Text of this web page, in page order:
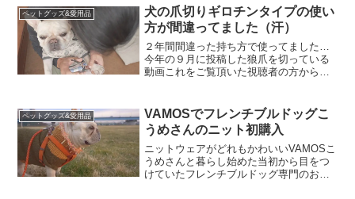
は、最初にL.L.Beanの1万円ちょっとする
ものを購入して、...
ペットグッズ&愛用品
犬の爪切りギロチンタイプの使い
方が間違ってました（汗）
２年間間違った持ち方で使ってました…
今年の９月に投稿した狼爪を切っている
動画これをご覧頂いた視聴者の方から
違った使い方をしてました（汗）ギロチ
ンタイプの爪切りの正しい向...
ペットグッズ&愛用品
VAMOSでフレンチブルドッグこ
うめさんのニット初購入
ニットウェアがどれもかわいいVAMOSこ
うめさんと暮らし始めた当初から目をつ
けていたフレンチブルドッグ専門のお洋